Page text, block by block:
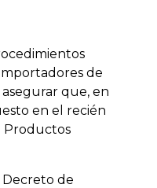
de
que, en
en el recién
Productos
de